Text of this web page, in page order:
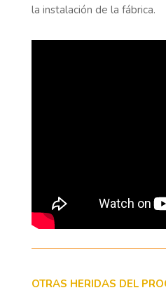
la instalación de la fábrica.
OTRAS HERIDAS DEL